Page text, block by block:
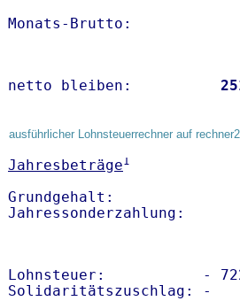
Monats-
netto bleiben:
ausführlicher Lohnsteuerrechner auf
Jahresbeträge1
Grundgehalt:
Lohnsteuer:           -
Solidaritätszuschlag: -